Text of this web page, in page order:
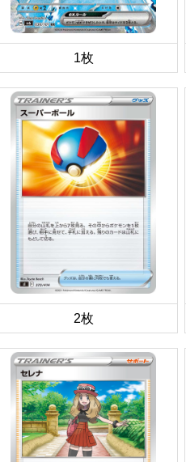
1枚
2枚